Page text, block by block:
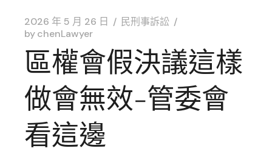
2026 年 5 月 26 日
民刑事訴訟
bychenLawyer
區權會假決議這樣
做會無效-管委會
看這邊